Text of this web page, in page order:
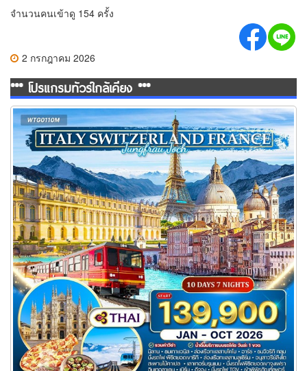
จำนวนคนเข้าดู 154 ครั้ง
2 กรกฎาคม 2026
*** โปรแกรมทัวร์ใกล้เคียง ***
ทัวร์อิตาลี สวิตเซอร์แลนด์ ฝรั่งเศส 10 วัน 7 คืน (TG)